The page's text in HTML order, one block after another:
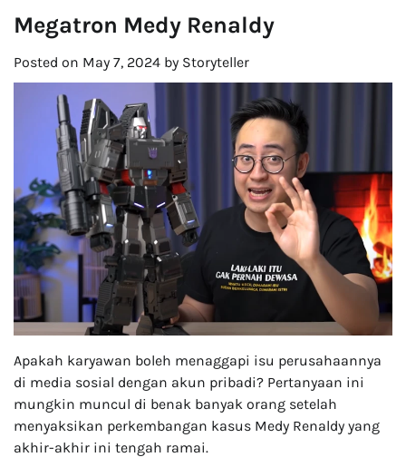
Megatron Medy Renaldy
Posted on May 7, 2024 by Storyteller
Apakah karyawan boleh menaggapi isu perusahaannya
di media sosial dengan akun pribadi? Pertanyaan ini
mungkin muncul di benak banyak orang setelah
menyaksikan perkembangan kasus Medy Renaldy yang
akhir-akhir ini tengah ramai.